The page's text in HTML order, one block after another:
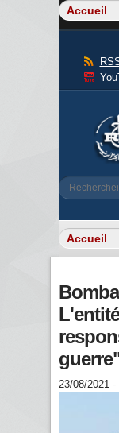
Rechercher
23/08/2021 -